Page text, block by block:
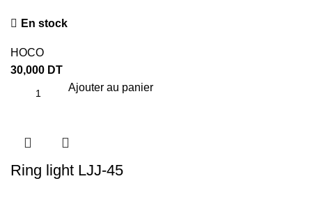
En stock
HOCO
30,000 DT
Ajouter au panier
Ring light LJJ-45